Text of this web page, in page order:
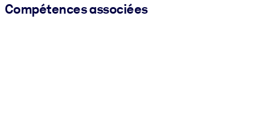
Compétences associées